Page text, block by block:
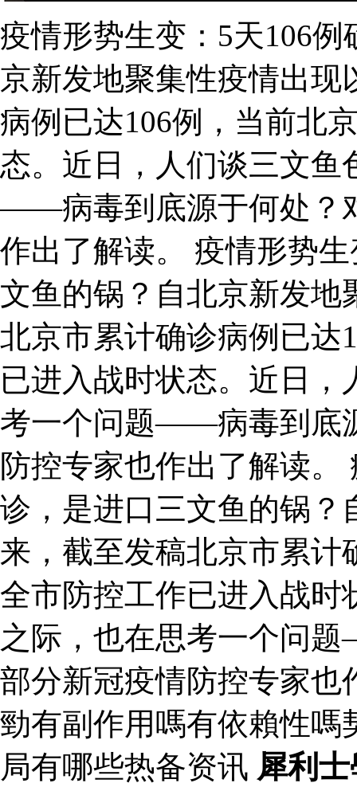
疫情形势生变：5天106
京新发地聚集性疫情出现
病例已达106例，当前北
态。近日，人们谈三文鱼
——病毒到底源于何处？
作出了解读。 疫情形势
文鱼的锅？自北京新发地
北京市累计确诊病例已达
已进入战时状态。近日
考一个问题——病毒到底
防控专家也作出了解读。
诊，是进口三文鱼的锅？
来，截至发稿北京市累计
全市防控工作已进入战时
之际，也在思考一个问
部分新冠疫情防控专家
勁有副作用嗎有依賴性嗎
局有哪些热备资讯 犀利